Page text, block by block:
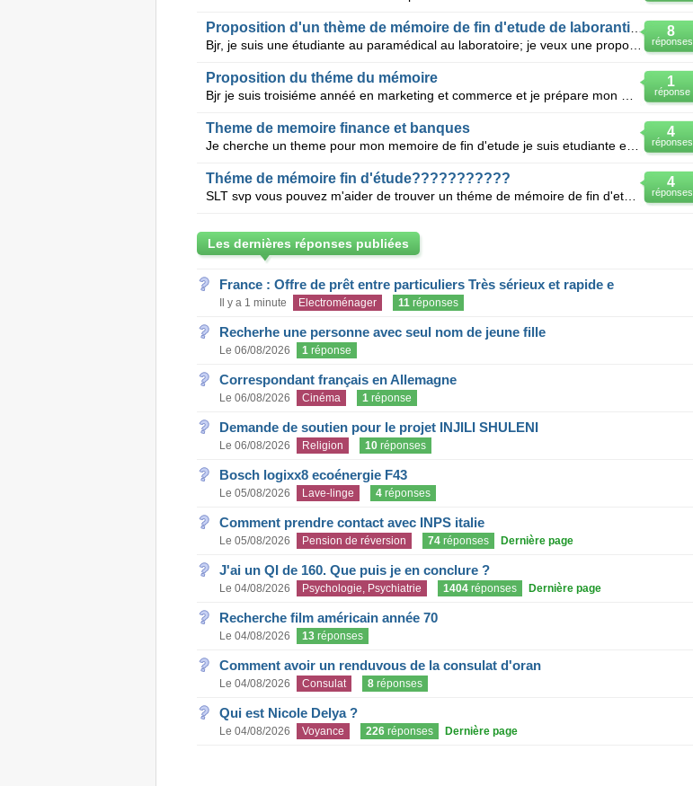
8
réponses
Proposition d'un thème de mémoire de fin d'etude de laborantin medical
Bjr, je suis une étudiante au paramédical au laboratoire; je veux une proposition d'un thème de mémo
1
réponse
Proposition du théme du mémoire
4
réponses
Theme de memoire finance et banques
Je cherche un theme pour mon memoire de fin d'etude je suis etudiante en finance et banques systeme
4
réponses
Théme de mémoire fin d'étude???????????
SLT svp vous pouvez m'aider de trouver un théme de mémoire de fin d'etude en licence français soit l
Les dernières réponses publiées
France : Offre de prêt entre particuliers Très sérieux et rapide e
Il y a 1 minute Electroménager 11réponses
Recherhe une personne avec seul nom de jeune fille
Le 06/08/2026 1réponse
Correspondant français en Allemagne
Le 06/08/2026 Cinéma 1réponse
Demande de soutien pour le projet INJILI SHULENI
Le 06/08/2026 Religion 10réponses
Bosch logixx8 ecoénergie F43
Le 05/08/2026 Lave-linge 4réponses
Comment prendre contact avec INPS italie
Le 05/08/2026 Pension de réversion 74réponses Dernière page
J'ai un QI de 160. Que puis je en conclure ?
Le 04/08/2026 Psychologie, Psychiatrie 1404réponses Dernière page
Recherche film américain année 70
Le 04/08/2026 13réponses
Comment avoir un renduvous de la consulat d'oran
Le 04/08/2026 Consulat 8réponses
Qui est Nicole Delya ?
Le 04/08/2026 Voyance 226réponses Dernière page